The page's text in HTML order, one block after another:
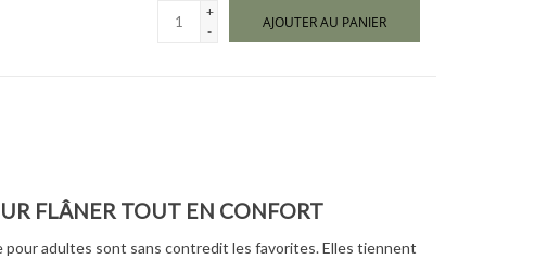
+
-
AJOUTER AU PANIER
FLÂNER TOUT EN CONFORT
adultes sont sans contredit les favorites. Elles tiennent